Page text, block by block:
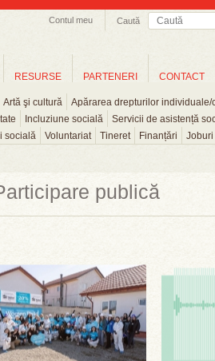
Caută
Contul meu
Artă şi cultură
Apărarea drepturilor individuale/
Incluziune socială Servicii de asistență
socială
Voluntariat Tineret Finanțări Joburi
RESURSE PARTENERI CONTACT
publică